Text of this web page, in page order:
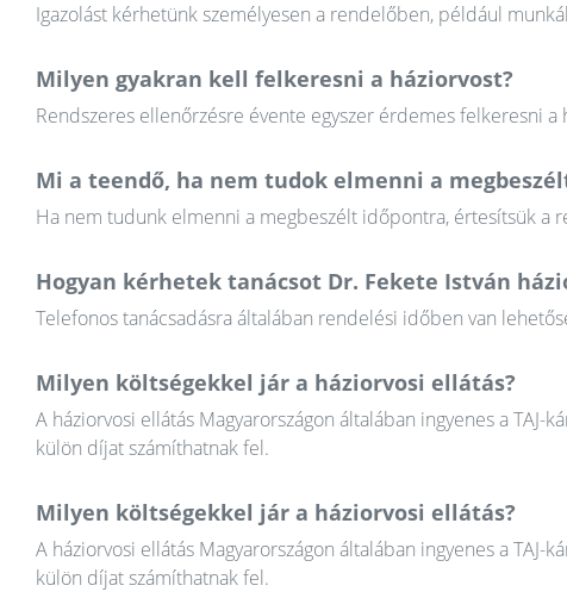
Igazolást kérhetünk személyesen a rendelőben, például
Milyen gyakran kell felkeresni a háziorvost?
Rendszeres ellenőrzésre évente egyszer érdemes felkeresni
Mi a teendő, ha nem tudok elmenni a
Ha nem tudunk elmenni a megbeszélt időpontra, értesítsük a
Hogyan kérhetek tanácsot Dr. Fekete István
Telefonos tanácsadásra általában rendelési időben van
Milyen költségekkel jár a háziorvosi ellátás?
A háziorvosi ellátás Magyarországon általában ingyenes a
külön díjat számíthatnak fel.
Milyen költségekkel jár a háziorvosi ellátás?
A háziorvosi ellátás Magyarországon általában ingyenes a
külön díjat számíthatnak fel.